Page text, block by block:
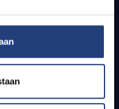
scholen